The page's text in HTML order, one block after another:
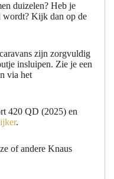
duizelen? Heb je
wordt? Kijk dan op de
zijn zorgvuldig
insluipen. Zie je een
via het
420 QD (2025) en
.
of andere Knaus